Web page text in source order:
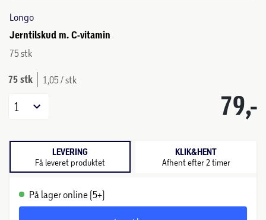
Longo
Jerntilskud m. C-vitamin
75 stk
75 stk 1,05 / stk
79,-
1
LEVERING
Få leveret produktet
KLIK&HENT
Afhent efter 2 timer
På lager online (5+)